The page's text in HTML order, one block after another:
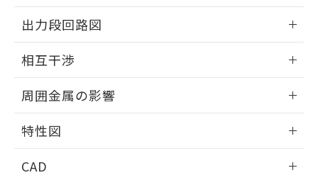
外形図
出力段回路図
出力段回路図
相互干渉
相互干渉
周囲金属の影響
周囲金属の影響
特性図
CAD
指します。
ものではありません。
また、RoHS指令のフタル酸エステル類４
物質の対応では、対応完了までの期間は出
荷製品に未対応品が混在することから備考
欄に対応日を記載しておりました。
既に当社にて対応品への在庫切替を完了
す。